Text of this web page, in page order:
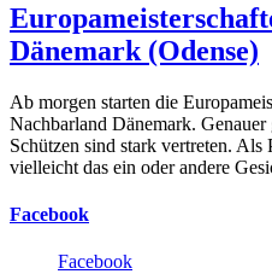
Dänemark (Odense)
Ab morgen starten die
Nachbarland Dänemark.
Schützen sind stark vertreten. Als
vielleicht das ein oder andere
Facebook
Facebook